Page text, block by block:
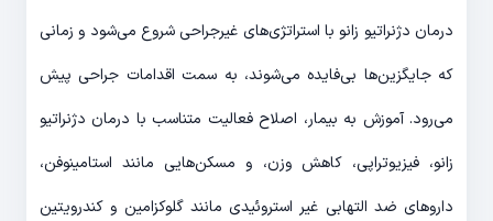
درمان دژنراتیو زانو با استراتژی‌های غیرجراحی شروع می‌شود و زمانی
که جایگزین‌ها بی‌فایده می‌شوند، به سمت اقدامات جراحی پیش
می‌رود. آموزش به بیمار، اصلاح فعالیت متناسب با درمان دژنراتیو
زانو، فیزیوتراپی، کاهش وزن، و مسکن‌هایی مانند استامینوفن،
داروهای ضد التهابی غیر استروئیدی مانند گلوکزامین و کندرویتین